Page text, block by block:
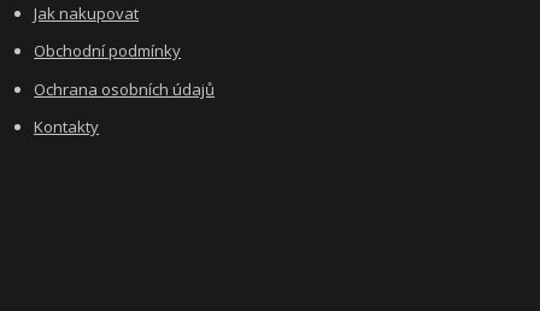
Jak nakupovat
Obchodní podmínky
Ochrana osobních údajů
Kontakty